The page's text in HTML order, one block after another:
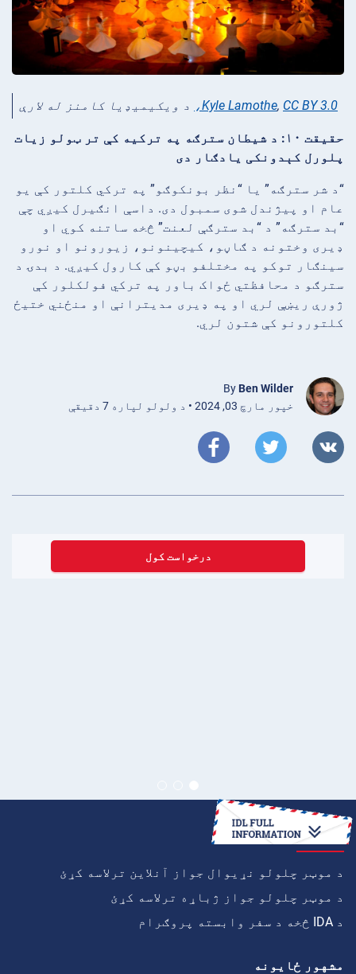
Kyle Lamothe, CC BY 3.0، د ويکيميډيا کامنز له لارې
حقیقت ۱۰: د شیطان سترګه په ترکیه کې تر ټولو زیات
پلورل کېدونکی یادګار دی
“د شر سترګه” یا “نظر بونکوګو” په ترکي کلتور کې یو
عام او پیژندل شوی سمبول دی. داسې انګیرل کیږي چې
“بد سترګه” د “بد سترګې لعنت” څخه ساتنه کوي او
ډیری وختونه د ګاڼو، کیچینونو، زیورونو او نورو
سینګار توکو په مختلفو بڼو کې کارول کیږي. د بدۍ د
سترګو د محافظتي ځواک باور په ترکي فولکلور کې
ژورې ریښې لري او په ډیری مدیترانې او منځني ختیځ
کلتورونو کې شتون لري.
By Ben Wilder
خپور مارچ 03, 2024 • د ولولو لپاره 7 دقیقې
درخواست کول
څنګه
د موټر چلولو نړیوال جواز آنلاین ترلاسه کړئ
د موټر چلولو جواز ژباړه ترلاسه کړئ
د IDA څخه د سفر وابسته پروګرام
مشهور ځايونه